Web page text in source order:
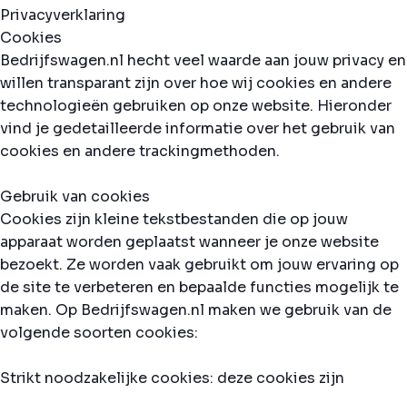
Privacyverklaring
Cookies
Bedrijfswagen.nl hecht veel waarde aan jouw privacy en
willen transparant zijn over hoe wij cookies en andere
technologieën gebruiken op onze website. Hieronder
vind je gedetailleerde informatie over het gebruik van
cookies en andere trackingmethoden.
Gebruik van cookies
Cookies zijn kleine tekstbestanden die op jouw
apparaat worden geplaatst wanneer je onze website
bezoekt. Ze worden vaak gebruikt om jouw ervaring op
de site te verbeteren en bepaalde functies mogelijk te
maken. Op Bedrijfswagen.nl maken we gebruik van de
volgende soorten cookies:
Strikt noodzakelijke cookies: deze cookies zijn